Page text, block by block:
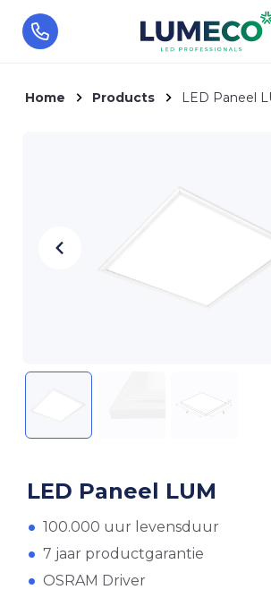
Home Products LED Paneel
LED Paneel LUM
100.000 uur levensduur
7 jaar productgarantie
OSRAM Driver